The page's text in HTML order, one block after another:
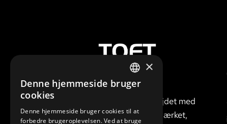
Vi er gode til at
gennemføre arbejdet med
respekt for håndværket,
DANISH
ENGLISH
×
Denne hjemmeside bruger
cookies
Denne hjemmeside bruger cookies til at
forbedre brugeroplevelsen. Ved at bruge